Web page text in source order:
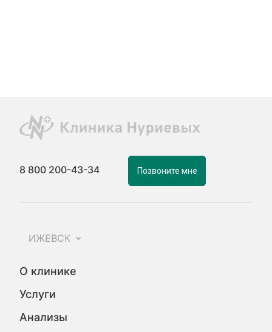
8 800 200-43-34 Позвоните мне
ИЖЕВСК
О клинике
Услуги
Анализы